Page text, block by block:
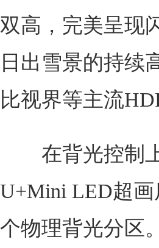
双高，完美呈现
日出雪景的持续
比视界等主流
在背光控制上
U+Mini LED超画
个物理背光分区